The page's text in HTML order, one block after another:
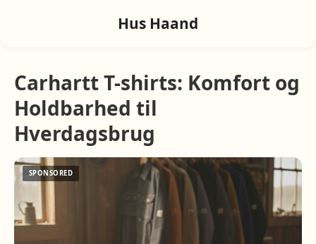
Hus Haand
Carhartt T-shirts: Komfort og
Holdbarhed til
Hverdagsbrug